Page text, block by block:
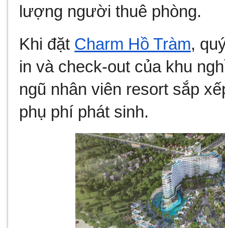
lượng người thuê phòng.
Khi đặt Charm Hồ Tràm,
in và check-out của khu
ngũ nhân viên resort sắp
phụ phí phát sinh.